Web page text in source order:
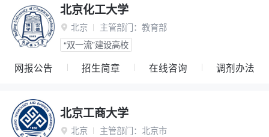
北京化工大学
 北京 主管部门： 教育部
“双一流”建设高校
网报公告 招生简章 在线咨询 调剂办法
北京工商大学
 北京 主管部门： 北京市